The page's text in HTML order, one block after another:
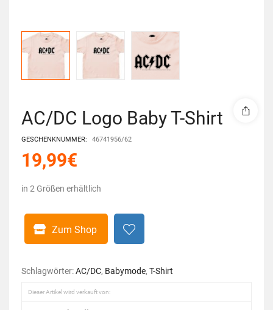
AC/DC Logo Baby T-Shirt
GESCHENKNUMMER: 46741956/62
19,99€
in 2 Größen erhältlich
Zum Shop
Schlagwörter:AC/DC, Babymode, T-Shirt
Dieser Artikel wird verkauft von: